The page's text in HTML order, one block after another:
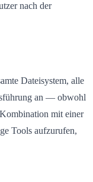
nach der
Dateisystem, alle
an — obwohl
mit einer
Tools aufzurufen,